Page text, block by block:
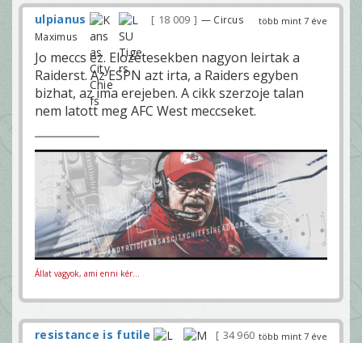
több mint 7 éve
ulpianus 18 009
— Circus
Maximus
Jo meccs ez. Elozetesekben nagyon leirtak a
Raiderst. Az ESPN azt irta, a Raiders egyben
bizhat, az ima erejeben. A cikk szerzoje talan
nem latott meg AFC West meccseket.
Állat vagyok, ami enni kér...
több mint 7 éve
resistance is futile 34 960